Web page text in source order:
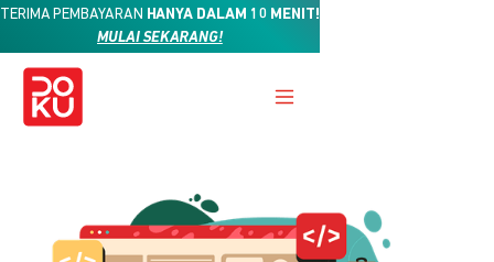
TERIMA PEMBAYARAN HANYA DALAM 10 MENIT!
MULAI SEKARANG!